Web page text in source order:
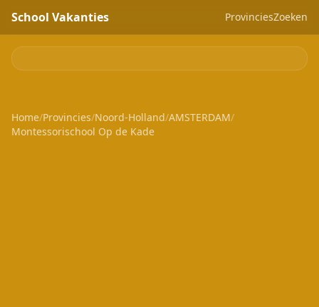
School Vakanties ProvinciesZoeken
Home/Provincies/Noord-Holland/AMSTERDAM/
Montessorischool Op de Kade